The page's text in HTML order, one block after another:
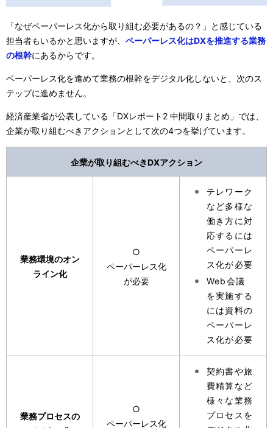
「なぜペーパーレス化から取り組む必要があるの？」と感じている
担当者もいるかと思いますが、 ペーパーレス化はDXを推進する業務
の根幹にあるからです。
ペーパーレス化を進めて業務の根幹をデジタル化しないと、次のス
テップに進めません。
経済産業省が公表している「DXレポート2 中間取りまとめ」では、
企業が取り組むべきアクションとして次の4つを挙げています。
企業が取り組むべきDXアクション
業務環境のオン
ライン化
○
ペーパーレス化
が必要
テレワーク
など多様な
働き方に対
応するには
ペーパーレ
ス化が必要
Web会議
を実施する
には資料の
ペーパーレ
ス化が必要
業務プロセスの
○
ペーパーレス化
契約書や旅
費精算など
様々な業務
プロセスを